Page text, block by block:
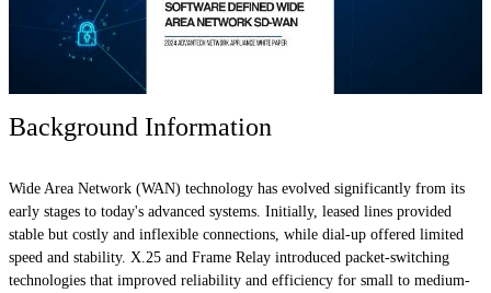
Background Information
Wide Area Network (WAN) technology has evolved significantly from its
early stages to today's advanced systems. Initially, leased lines provided
stable but costly and inflexible connections, while dial-up offered limited
speed and stability. X.25 and Frame Relay introduced packet-switching
technologies that improved reliability and efficiency for small to medium-